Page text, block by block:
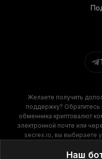
Желаете получить
поддержку?
обменника криптовалют
электронной почте или
secrex.io, вы выбираете
гарантирует высокое
Наш